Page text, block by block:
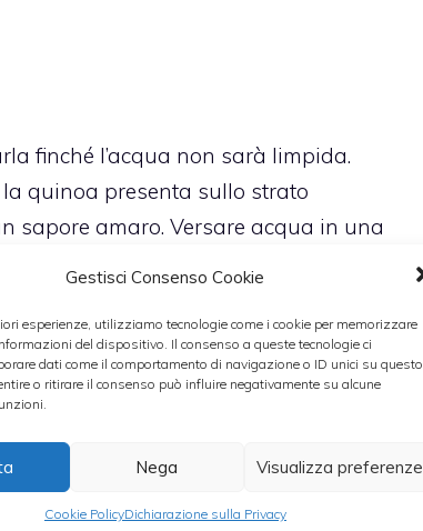
Gestisci Consenso Cookie
esperienze, utilizziamo tecnologie come i cookie per memorizzare
del dispositivo. Il consenso a queste tecnologie ci
dati come il comportamento di navigazione o ID unici su questo
o ritirare il consenso può influire negativamente su alcune
Nega Visualizza preferenze
Cookie PolicyDichiarazione sulla Privacy
finché l’acqua non sarà limpida.
quinoa presenta sullo strato
sapore amaro. Versare acqua in una
sale e la quinoa. Lessarla finchè i
dell’acqua aumentando così di
fredda per interrompere il processo
la stessa operazione con lo
grande. Aggiungere la scorza di 1
la quinoa lessata, di nuovo